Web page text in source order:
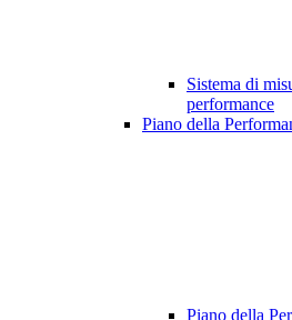
Sistema di
performance
Piano della
Piano della